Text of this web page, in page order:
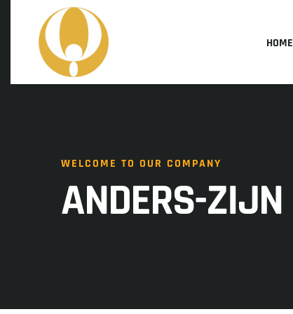
HOME
WELCOME TO OUR COMPANY
ANDERS-ZIJN